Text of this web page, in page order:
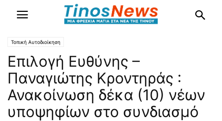
Τοπική Αυτοδιοίκηση
Επιλογή Ευθύνης –
Παναγιώτης Κροντηράς :
Ανακοίνωση δέκα (10) νέων
υποψηφίων στο συνδιασμό